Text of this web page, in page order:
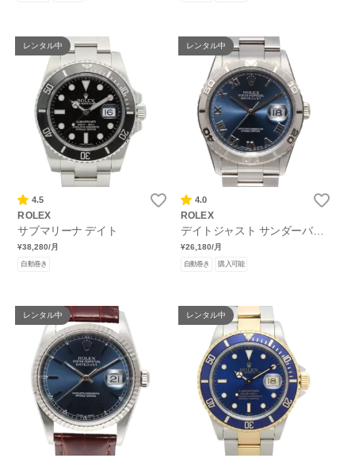
レンタル中
4.5
ROLEX
サブマリーナ デイト
¥38,280/月
自動巻き
レンタル中
4.0
ROLEX
デイトジャスト サンダーバー
ド
¥26,180/月
自動巻き 購入可能
レンタル中 レンタル中